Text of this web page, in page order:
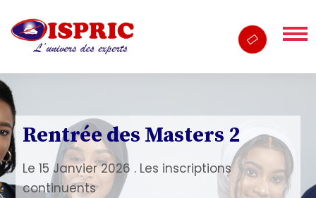
Rentrée des Masters 2
Le 15 Janvier 2026 . Les inscriptions
continuents